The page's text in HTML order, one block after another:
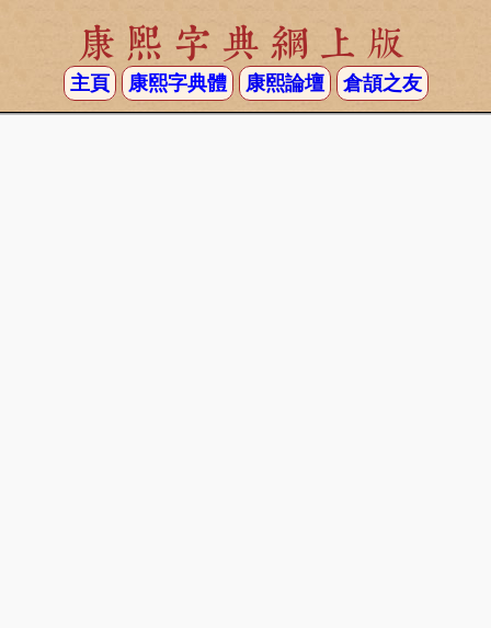
康熙字典網上版
主頁 康熙字典體 康熙論壇 倉頡之友